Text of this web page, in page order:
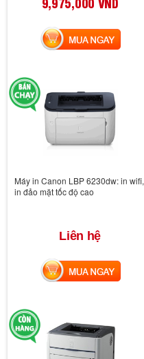
MUA NGAY
Máy in Canon LBP 6230dw: in wifi,
in đảo mặt tốc độ cao
Liên hệ
MUA NGAY